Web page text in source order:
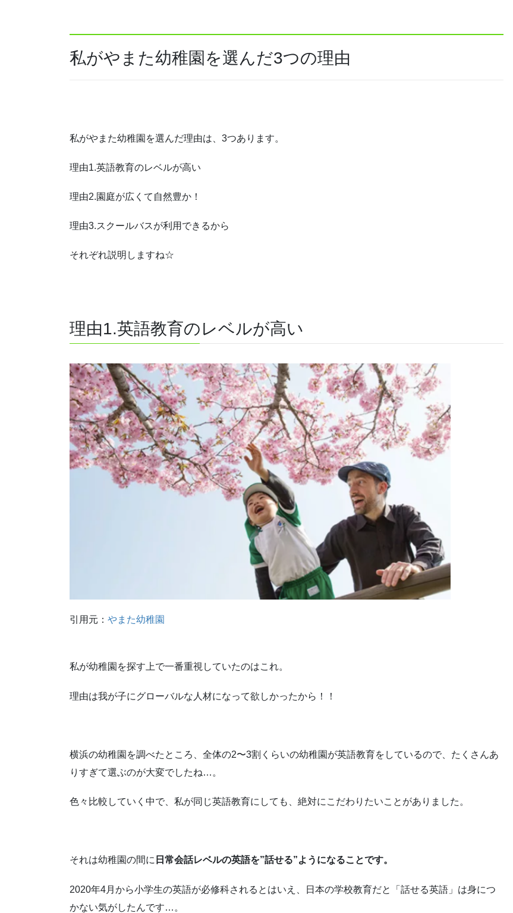
私がやまた幼稚園を選んだ3つの理由
私がやまた幼稚園を選んだ理由は、3つあります。
理由1.英語教育のレベルが高い
理由2.園庭が広くて自然豊か！
理由3.スクールバスが利用できるから
それぞれ説明しますね☆
理由1.英語教育のレベルが高い
引用元： やまた幼稚園
私が幼稚園を探す上で一番重視していたのはこれ。
理由は我が子にグローバルな人材になって欲しかったから！！
横浜の幼稚園を調べたところ、全体の2〜3割くらいの幼稚園が英語教育をしているので、たくさんあ
りすぎて選ぶのが大変でしたね…。
色々比較していく中で、私が同じ英語教育にしても、絶対にこだわりたいことがありました。
それは幼稚園の間に 日常会話レベルの英語を”話せる”ようになることです。
2020年4月から小学生の英語が必修科されるとはいえ、日本の学校教育だと「話せる英語」は身につ
かない気がしたんです…。